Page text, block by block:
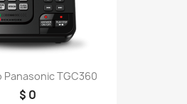
Panasonic TGC360
$ 0